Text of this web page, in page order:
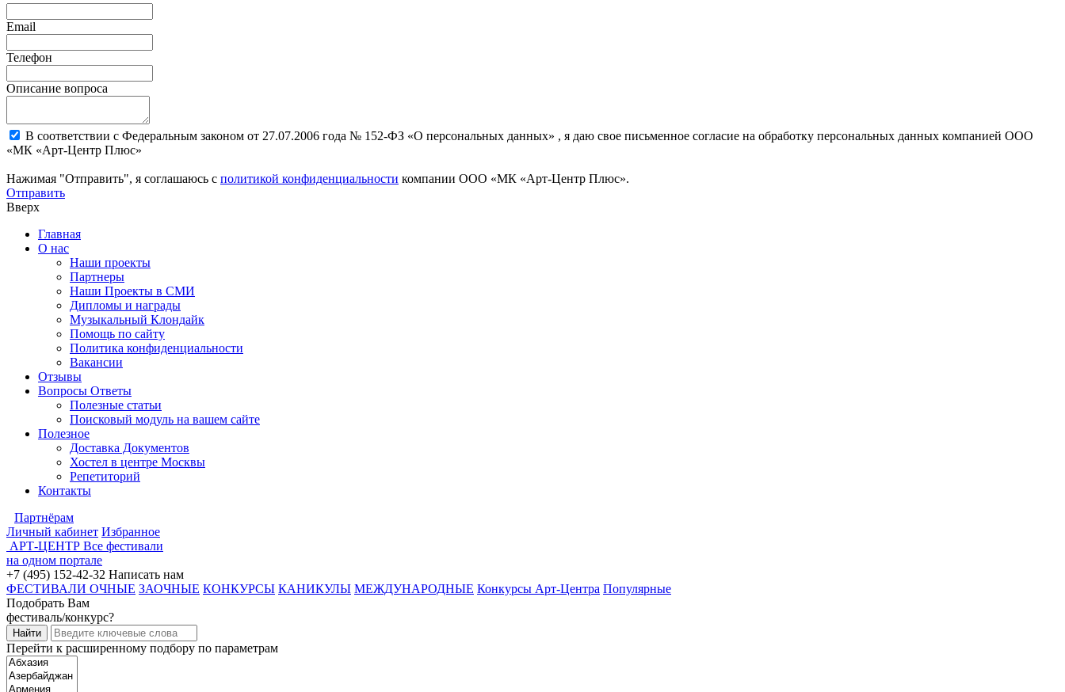
Email
Телефон
Описание вопроса
В соответствии с Федеральным законом от 27.07.2006 года № 152-ФЗ «О персональных данных» , я даю свое письменное согласие на обработку персональных данных компанией ООО
«МК «Арт-Центр Плюс»
Нажимая "Отправить", я соглашаюсь с политикой конфиденциальности компании ООО «МК «Арт-Центр Плюс».
Отправить
Вверх
Главная
О нас
Наши проекты
Партнеры
Наши Проекты в СМИ
Дипломы и награды
Музыкальный Клондайк
Помощь по сайту
Политика конфиденциальности
Вакансии
Отзывы
Вопросы Ответы
Полезные статьи
Поисковый модуль на вашем сайте
Полезное
Доставка Документов
Хостел в центре Москвы
Репетиторий
Контакты
Партнёрам
Личный кабинет Избранное
АРТ-ЦЕНТР Все фестивали
на одном портале
+7 (495) 152-42-32 Написать нам
ФЕСТИВАЛИ ОЧНЫЕ ЗАОЧНЫЕ КОНКУРСЫ КАНИКУЛЫ МЕЖДУНАРОДНЫЕ Конкурсы Арт-Центра Популярные
Подобрать Вам
фестиваль/конкурс?
Перейти к расширенному подбору по параметрам